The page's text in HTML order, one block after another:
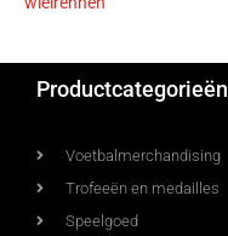
Productcategorieën
Voetbalmerchandising
Trofeeën en medailles
Speelgoed